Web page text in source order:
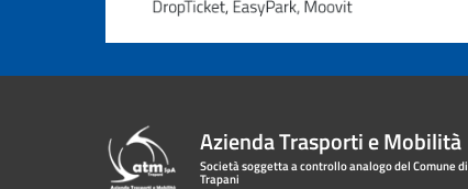
Azienda Trasporti e Mobilità
Società soggetta a controllo analogo del Comune di
Trapani